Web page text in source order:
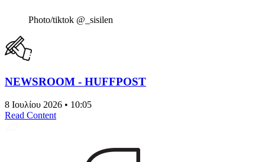
Photo/tiktok @_sisilen
NEWSROOM - HUFFPOST
8 Ιουλίου 2026 • 10:05
Read Content